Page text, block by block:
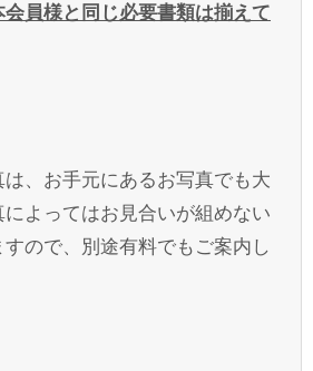
会員様と同じ必要書類は揃えて
、お手元にあるお写真でも大
よってはお見合いが組めない
ので、別途有料でもご案内し